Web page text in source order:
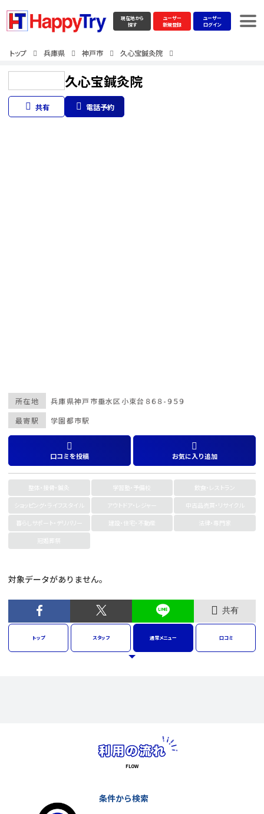
現在地から
探す
ユーザー
新規登録
ユーザー
ログイン
トップ 兵庫県 神戸市 久心宝鍼灸院
久心宝鍼灸院
共有 電話予約
最寄駅 学園都市駅
所在地 兵庫県神戸市垂水区小束台８６８-９５９
口コミを投稿 お気に入り追加
整体・接骨・鍼灸 学習塾・予備校
飲食・レストラン
ショッピング・ライフスタイル
アウトドア・レジャー
中古品売買・リサイクル
暮らしサポート・デリバリー
建設・住宅・不動産
法律・専門家
冠婚葬祭
対象データがありません。
共有
トップ スタッフ 通常メニュー 口コミ
条件から検索